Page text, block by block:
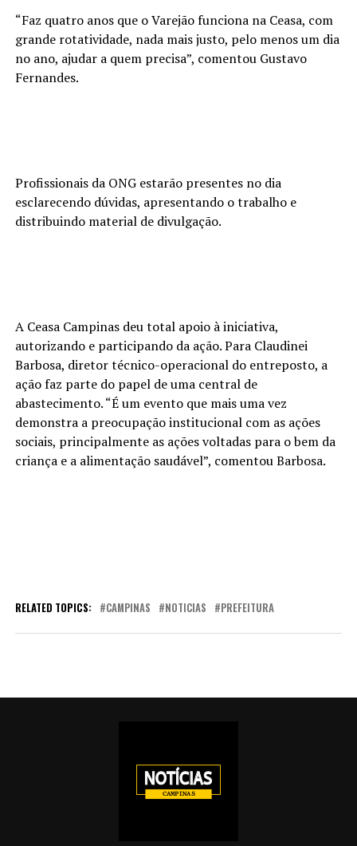
“Faz quatro anos que o Varejão funciona na Ceasa, com
grande rotatividade, nada mais justo, pelo menos um dia
no ano, ajudar a quem precisa”, comentou Gustavo
Fernandes.
Profissionais da ONG estarão presentes no dia
esclarecendo dúvidas, apresentando o trabalho e
distribuindo material de divulgação.
A Ceasa Campinas deu total apoio à iniciativa,
autorizando e participando da ação. Para Claudinei
Barbosa, diretor técnico-operacional do entreposto, a
ação faz parte do papel de uma central de
abastecimento. “É um evento que mais uma vez
demonstra a preocupação institucional com as ações
sociais, principalmente as ações voltadas para o bem da
criança e a alimentação saudável”, comentou Barbosa.
RELATED TOPICS: CAMPINAS NOTICIAS PREFEITURA